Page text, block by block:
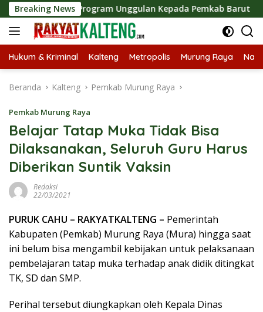
Langsung
ke
konten
Breaking News
Program Unggulan Kepada Pemkab Barut
Hukum & Kriminal Kalteng Metropolis Murung Raya
Beranda Kalteng Pemkab Murung Raya
Pemkab Murung Raya
Belajar Tatap Muka Tidak Bisa
Dilaksanakan, Seluruh Guru Harus
Diberikan Suntik Vaksin
Redaksi
22/03/2021
PURUK CAHU – RAKYATKALTENG – Pemerintah
Kabupaten (Pemkab) Murung Raya (Mura) hingga saat
ini belum bisa mengambil kebijakan untuk pelaksanaan
pembelajaran tatap muka terhadap anak didik ditingkat
TK, SD dan SMP.
Perihal tersebut diungkapkan oleh Kepala Dinas